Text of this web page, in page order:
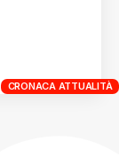
CRONACA ATTUALITÀ